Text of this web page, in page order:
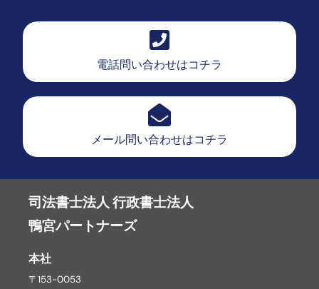
電話問い合わせはコチラ
メール問い合わせはコチラ
司法書士法人 行政書士法人
鴨宮パートナーズ
本社
〒153-0053